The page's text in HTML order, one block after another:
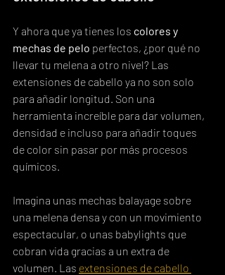
Y ahora que ya tienes los colores y
mechas de pelo perfectos, ¿por qué no
llevar tu melena a otro nivel? Las
extensiones de cabello ya no son solo
para añadir longitud. Son una
herramienta increíble para dar volumen,
densidad e incluso para añadir toques
de color sin pasar por más procesos
químicos.
Imagina unas mechas balayage sobre
una melena densa y con un movimiento
espectacular, o unas babylights que
cobran vida gracias a un extra de
volumen. Las extensiones de cabello